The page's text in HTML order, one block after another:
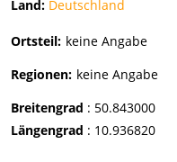
Land: Deutschland
Ortsteil: keine Angabe
Regionen: keine Angabe
Breitengrad : 50.843000
Längengrad : 10.936820